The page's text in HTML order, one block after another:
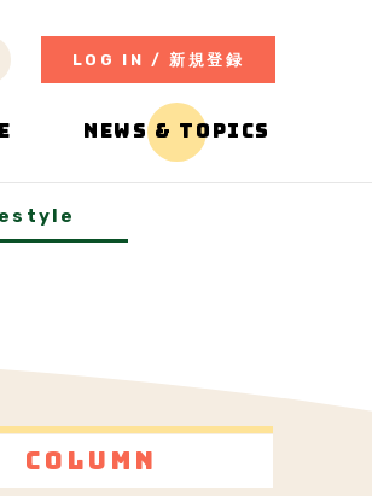
LOG IN / 新規登録
NEWS & TOPICS
Column